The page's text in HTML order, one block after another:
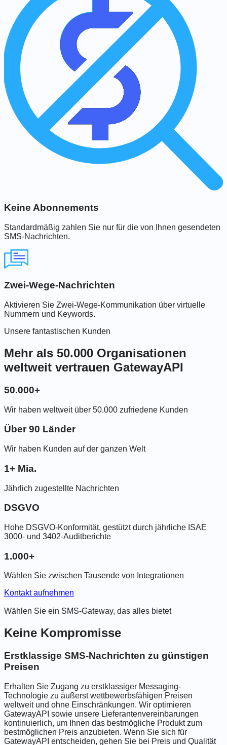
Keine Abonnements
Standardmäßig zahlen Sie nur für die von Ihnen gesendeten
SMS-Nachrichten.
Zwei-Wege-Nachrichten
Aktivieren Sie Zwei-Wege-Kommunikation über virtuelle
Nummern und Keywords.
Unsere fantastischen Kunden
Mehr als 50.000 Organisationen
weltweit vertrauen GatewayAPI
50.000+
Wir haben weltweit über 50.000 zufriedene Kunden
Über 90 Länder
Wir haben Kunden auf der ganzen Welt
1+ Mia.
Jährlich zugestellte Nachrichten
DSGVO
Hohe DSGVO-Konformität, gestützt durch jährliche ISAE
3000- und 3402-Auditberichte
1.000+
Wählen Sie zwischen Tausende von Integrationen
Kontakt aufnehmen
Wählen Sie ein SMS-Gateway, das alles bietet
Keine Kompromisse
Erstklassige SMS-Nachrichten zu günstigen
Preisen
Erhalten Sie Zugang zu erstklassiger Messaging-
Technologie zu äußerst wettbewerbsfähigen Preisen
weltweit und ohne Einschränkungen. Wir optimieren
GatewayAPI sowie unsere Lieferantenvereinbarungen
kontinuierlich, um Ihnen das bestmögliche Produkt zum
bestmöglichen Preis anzubieten. Wenn Sie sich für
GatewayAPI entscheiden, gehen Sie bei Preis und Qualität